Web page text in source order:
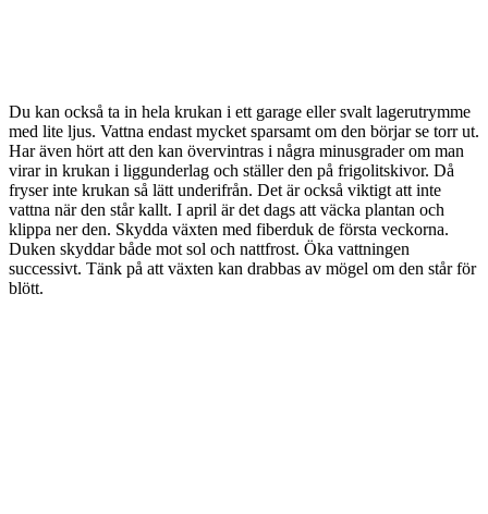
Du kan också ta in hela krukan i ett garage eller svalt lagerutrymme
med lite ljus. Vattna endast mycket sparsamt om den börjar se torr ut.
Har även hört att den kan övervintras i några minusgrader om man
virar in krukan i liggunderlag och ställer den på frigolitskivor. Då
fryser inte krukan så lätt underifrån. Det är också viktigt att inte
vattna när den står kallt. I april är det dags att väcka plantan och
klippa ner den. Skydda växten med fiberduk de första veckorna.
Duken skyddar både mot sol och nattfrost. Öka vattningen
successivt. Tänk på att växten kan drabbas av mögel om den står för
blött.